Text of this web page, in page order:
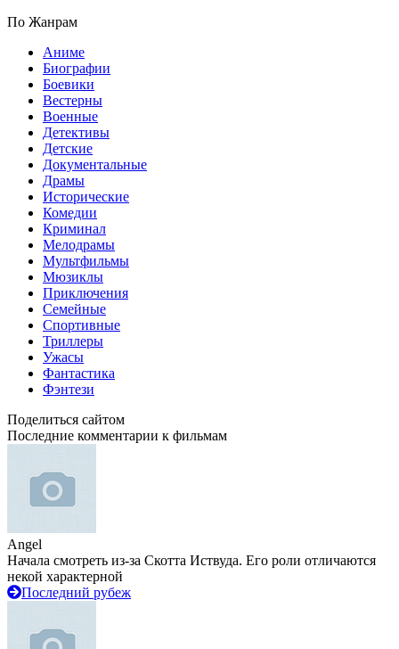
По Жанрам
Аниме
Биографии
Боевики
Вестерны
Военные
Детективы
Детские
Документальные
Драмы
Исторические
Комедии
Криминал
Мелодрамы
Мультфильмы
Мюзиклы
Приключения
Семейные
Спортивные
Триллеры
Ужасы
Фантастика
Фэнтези
Поделиться сайтом
Последние комментарии к фильмам
Angel
Начала смотреть из-за Скотта Иствуда. Его роли отличаются
некой характерной
Последний рубеж